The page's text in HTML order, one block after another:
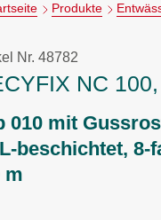
Produkte
Nr. 48782
NC
010 mit
beschichtet, 8-
m